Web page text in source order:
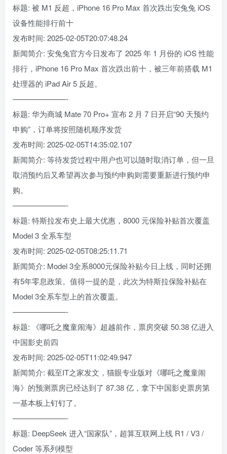
标题: 被 M1 反超，iPhone 16 Pro Max 首次跌出安兔兔 iOS
设备性能排行前十
发布时间: 2025-02-05T20:07:48.24
新闻简介: 安兔兔官方今日发布了 2025 年 1 月份的 iOS 性能
排行，iPhone 16 Pro Max 首次跌出前十，被三年前搭载 M1
处理器的 iPad Air 5 反超。
———————-
标题: 华为商城 Mate 70 Pro+ 宣布 2 月 7 日开启“90 天预约
申购”，订单将按照随机顺序发货
发布时间: 2025-02-05T14:35:02.107
新闻简介: 等待发货过程中用户也可以随时取消订单，但一旦
取消预约后又希望再次参与预约申购则需要重新进行预约申
购。
———————-
标题: 特斯拉发布史上最大优惠，8000 元保险补贴首次覆盖
Model 3 全系车型
发布时间: 2025-02-05T08:25:11.71
新闻简介: Model 3全系8000元保险补贴今日上线，同时还拥
有5年零息政策。值得一提的是，此次为特斯拉保险补贴在
Model 3全系车型上的首次覆盖。
———————-
标题: 《哪吒之魔童闹海》超越前作，票房突破 50.38 亿进入
中国影史前四
发布时间: 2025-02-05T11:02:49.947
新闻简介: 截至IT之家发文，猫眼专业版对《哪吒之魔童闹
海》的预测票房已经达到了 87.38 亿，拿下中国影史票房第
一基本板上钉钉了。
———————-
标题: DeepSeek 进入“国家队”，超算互联网上线 R1 / V3 /
Coder 等系列模型